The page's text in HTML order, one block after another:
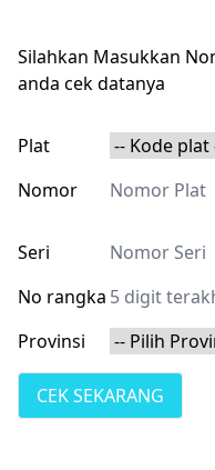
Silahkan Masukkan
anda cek datanya
Plat
Nomor
Seri
No rangka
Provinsi